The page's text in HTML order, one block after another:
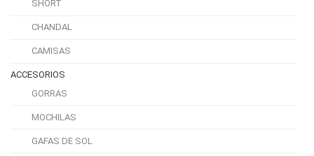
SHORT
CHANDAL
CAMISAS
ACCESORIOS
GORRAS
MOCHILAS
GAFAS DE SOL